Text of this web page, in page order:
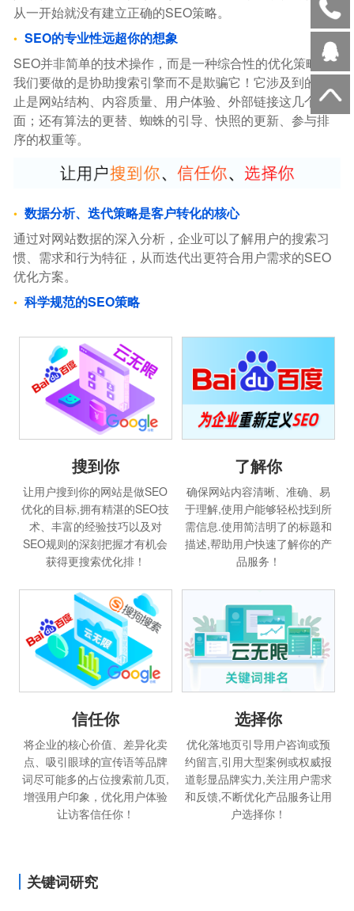
从一开始就没有建立正确的SEO策略。
SEO的专业性远超你的想象
SEO并非简单的技术操作，而是一种综合性的优化策略。
我们要做的是协助搜索引擎而不是欺骗它！它涉及到的不
止是网站结构、内容质量、用户体验、外部链接这几个方
面；还有算法的更替、蜘蛛的引导、快照的更新、参与排
序的权重等。
数据分析、迭代策略是客户转化的核心
通过对网站数据的深入分析，企业可以了解用户的搜索习
惯、需求和行为特征，从而迭代出更符合用户需求的SEO
优化方案。
科学规范的SEO策略
搜到你
让用户搜到你的网站是做SEO
优化的目标,拥有精湛的SEO技
术、丰富的经验技巧以及对
SEO规则的深刻把握才有机会
获得更搜索优化排！
了解你
确保网站内容清晰、准确、易
于理解,使用户能够轻松找到所
需信息.使用简洁明了的标题和
描述,帮助用户快速了解你的产
品服务！
信任你
将企业的核心价值、差异化卖
点、吸引眼球的宣传语等品牌
词尽可能多的占位搜索前几页,
增强用户印象，优化用户体验
让访客信任你！
选择你
优化落地页引导用户咨询或预
约留言,引用大型案例或权威报
道彰显品牌实力,关注用户需求
和反馈,不断优化产品服务让用
户选择你！
关键词研究